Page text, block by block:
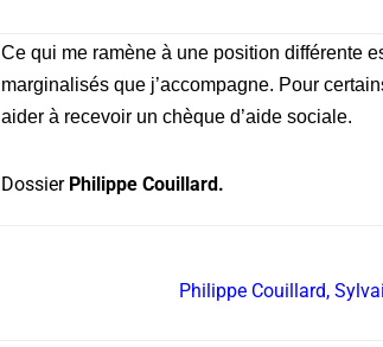
Ce qui me ramène à une position différente
marginalisés que j’accompagne. Pour
aider à recevoir un chèque d’aide sociale.
Dossier Philippe Couillard.
Philippe Couillard,